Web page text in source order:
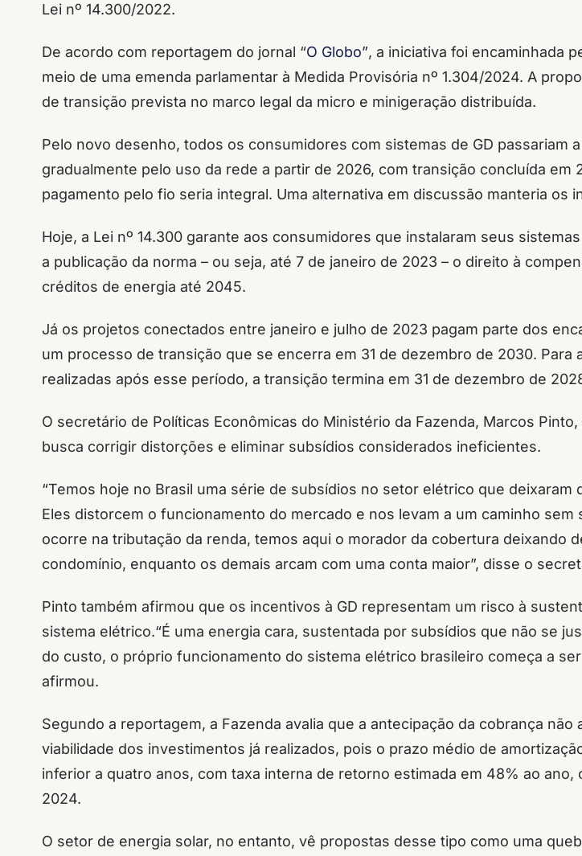
Lei nº 14.300/2022.
De acordo com reportagem do jornal “O Globo”, a iniciativa foi encaminhada
meio de uma emenda parlamentar à Medida Provisória nº 1.304/2024. A
de transição prevista no marco legal da micro e minigeração distribuída.
Pelo novo desenho, todos os consumidores com sistemas de GD passariam
gradualmente pelo uso da rede a partir de 2026, com transição concluída em
pagamento pelo fio seria integral. Uma alternativa em discussão manteria os
Hoje, a Lei nº 14.300 garante aos consumidores que instalaram seus
a publicação da norma – ou seja, até 7 de janeiro de 2023 – o direito à
créditos de energia até 2045.
Já os projetos conectados entre janeiro e julho de 2023 pagam parte dos
um processo de transição que se encerra em 31 de dezembro de 2030. Para
realizadas após esse período, a transição termina em 31 de dezembro de
O secretário de Políticas Econômicas do Ministério da Fazenda, Marcos
busca corrigir distorções e eliminar subsídios considerados ineficientes.
“Temos hoje no Brasil uma série de subsídios no setor elétrico que deixaram
Eles distorcem o funcionamento do mercado e nos levam a um caminho sem
ocorre na tributação da renda, temos aqui o morador da cobertura deixando
condomínio, enquanto os demais arcam com uma conta maior”, disse o
Pinto também afirmou que os incentivos à GD representam um risco à
sistema elétrico.“É uma energia cara, sustentada por subsídios que não se
do custo, o próprio funcionamento do sistema elétrico brasileiro começa a
afirmou.
Segundo a reportagem, a Fazenda avalia que a antecipação da cobrança não
viabilidade dos investimentos já realizados, pois o prazo médio de
inferior a quatro anos, com taxa interna de retorno estimada em 48% ao ano,
2024.
O setor de energia solar, no entanto, vê propostas desse tipo como uma